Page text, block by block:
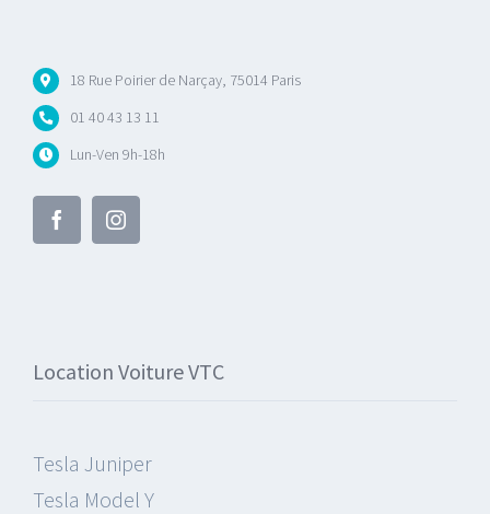
18 Rue Poirier de Narçay, 75014 Paris
01 40 43 13 11
Lun-Ven 9h-18h
Location Voiture VTC
Tesla Juniper
Tesla Model Y